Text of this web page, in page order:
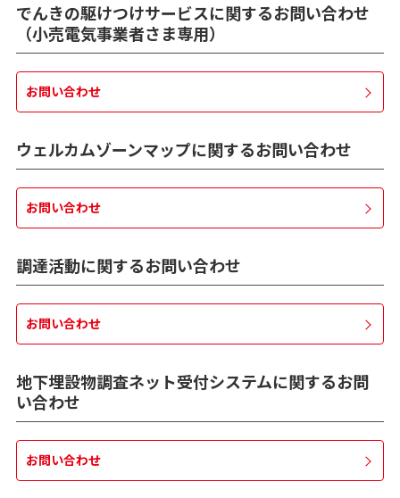
でんきの駆けつけサービスに関するお問い合わせ
（小売電気事業者さま専用）
お問い合わせ
ウェルカムゾーンマップに関するお問い合わせ
お問い合わせ
調達活動に関するお問い合わせ
お問い合わせ
地下埋設物調査ネット受付システムに関するお問
い合わせ
お問い合わせ